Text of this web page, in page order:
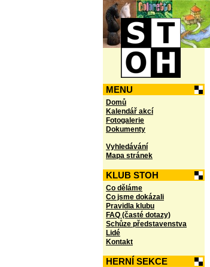
MENU
Domů
Kalendář akcí
Fotogalerie
Dokumenty
Vyhledávání
Mapa stránek
KLUB STOH
Co děláme
Co jsme dokázali
Pravidla klubu
FAQ (časté dotazy)
Schůze představenstva
Lidé
Kontakt
HERNÍ SEKCE